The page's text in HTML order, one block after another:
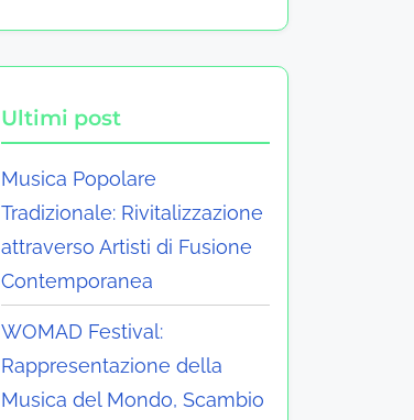
Ultimi post
Musica Popolare
Tradizionale: Rivitalizzazione
attraverso Artisti di Fusione
Contemporanea
WOMAD Festival:
Rappresentazione della
Musica del Mondo, Scambio